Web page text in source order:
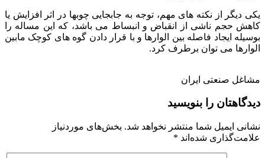
یکی دیگر از نکته های مهم، توجه به جابجایی چوبها در اثر افزایش یا
کاهش حجم ناشی از انقباض و انبساط می باشد، که این مساله را
بوسیله ایجاد فاصله بین الوارها و با قرار دادن گوه های کوچک مابین
الوارها می توان برطرف کرد.
مشاغل صنعتی ایران
دیدگاهتان را بنویسید
نشانی ایمیل شما منتشر نخواهد شد. بخش‌های موردنیاز
علامت‌گذاری شده‌اند *